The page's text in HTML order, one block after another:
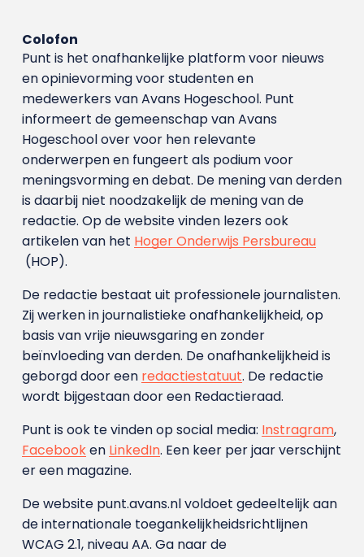
Colofon
Punt is het onafhankelijke platform voor nieuws
en opinievorming voor studenten en
medewerkers van Avans Hoge­school. Punt
informeert de gemeenschap van Avans
Hogeschool over voor hen relevante
onderwerpen en fungeert als podium voor
meningsvorming en debat. De mening van derden
is daarbij niet noodzakelijk de mening van de
redactie. Op de website vinden lezers ook
artikelen van het Hoger Onderwijs Persbureau
(HOP).
De redactie bestaat uit professionele journalisten.
Zij werken in journalistieke onafhankelijkheid, op
basis van vrije nieuwsgaring en zonder
beïnvloeding van derden. De onafhankelijkheid is
geborgd door een redactiestatuut. De redactie
wordt bijgestaan door een Redactieraad.
Punt is ook te vinden op social media: Instragram,
Facebooken LinkedIn. Een keer per jaar verschijnt
er een magazine.
De website punt.avans.nl voldoet gedeeltelijk aan
de internationale toegankelijkheidsrichtlijnen
WCAG 2.1, niveau AA. Ga naar de